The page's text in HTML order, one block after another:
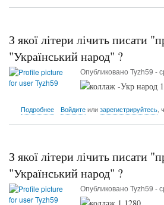
01
З якої літери лічить писати
"Український народ" ?
Опубликовано Tyzh59 -
Подробнеео
писати
"прем'єр-
міністру"
"Український
народ"
Войдитеили зарегистрируйтесь,
З якої літери лічить писати
"Український народ" ?
Опубликовано Tyzh59 -